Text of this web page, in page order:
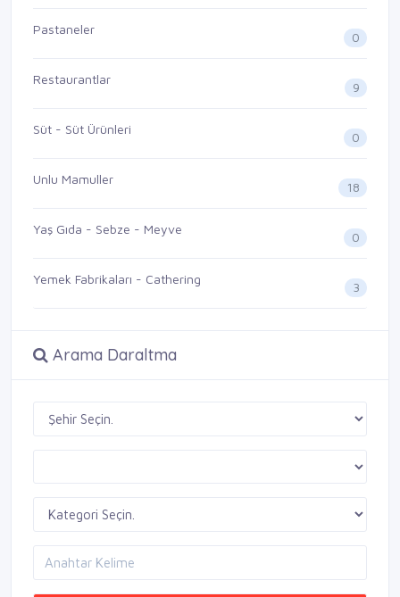
Pastaneler
0
Restaurantlar
9
Süt - Süt Ürünleri
0
Unlu Mamuller
18
Yaş Gıda - Sebze - Meyve
0
Yemek Fabrikaları - Cathering
3
Arama Daraltma